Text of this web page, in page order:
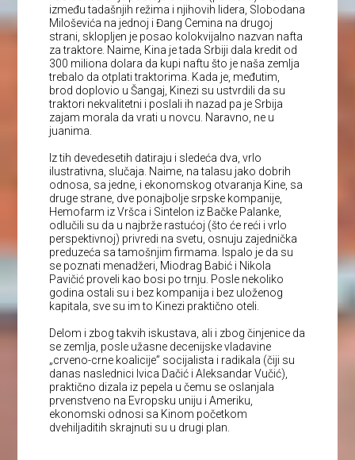
između tadašnjih režima i njihovih lidera, Slobodana
Miloševića na jednoj i Đang Cemina na drugoj
strani, sklopljen je posao kolokvijalno nazvan nafta
za traktore. Naime, Kina je tada Srbiji dala kredit od
300 miliona dolara da kupi naftu što je naša zemlja
trebalo da otplati traktorima. Kada je, međutim,
brod doplovio u Šangaj, Kinezi su ustvrdili da su
traktori nekvalitetni i poslali ih nazad pa je Srbija
zajam morala da vrati u novcu. Naravno, ne u
juanima.
Iz tih devedesetih datiraju i sledeća dva, vrlo
ilustrativna, slučaja. Naime, na talasu jako dobrih
odnosa, sa jedne, i ekonomskog otvaranja Kine, sa
druge strane, dve ponajbolje srpske kompanije,
Hemofarm iz Vršca i Sintelon iz Bačke Palanke,
odlučili su da u najbrže rastućoj (što će reći i vrlo
perspektivnoj) privredi na svetu, osnuju zajednička
preduzeća sa tamošnjim firmama. Ispalo je da su
se poznati menadžeri, Miodrag Babić i Nikola
Pavičić proveli kao bosi po trnju. Posle nekoliko
godina ostali su i bez kompanija i bez uloženog
kapitala, sve su im to Kinezi praktično oteli.
Delom i zbog takvih iskustava, ali i zbog činjenice da
se zemlja, posle užasne decenijske vladavine
„crveno-crne koalicije” socijalista i radikala (čiji su
danas naslednici Ivica Dačić i Aleksandar Vučić),
praktično dizala iz pepela u čemu se oslanjala
prvenstveno na Evropsku uniju i Ameriku,
ekonomski odnosi sa Kinom početkom
dvehiljaditih skrajnuti su u drugi plan.